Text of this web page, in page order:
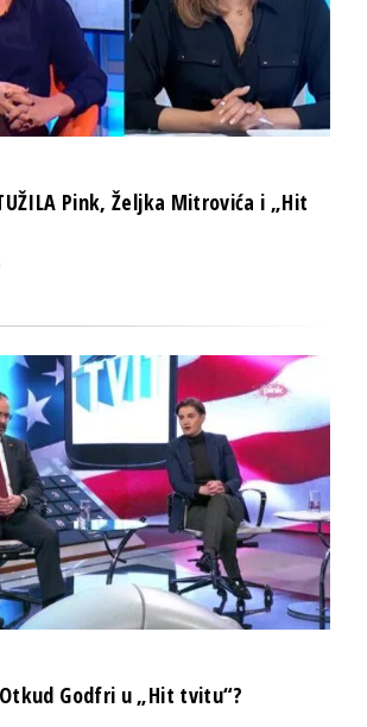
Pink, Željka Mitrovića i „Hit
Otkud Godfri u „Hit tvitu“?